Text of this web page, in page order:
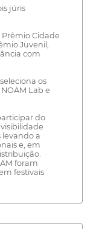
júris
Cidade
Juvenil,
com
os
Lab e
do
a
e, em
foram
festivais